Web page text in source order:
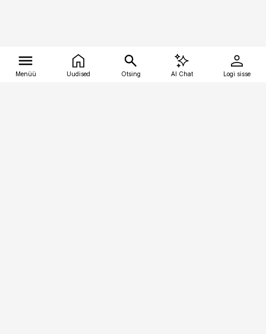
Menüü Uudised Otsing AI Chat Logi sisse